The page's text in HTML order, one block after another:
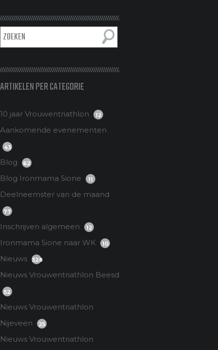
ARTIKELEN PER CATEGORIE
10 jaar Vrouwentriathlon 12
Aankomende evenementen
43
Blog 62
Blog Ironmama Sione 11
Deelneemster van de maand
77
Inschrijven algemeen 12
Ironmama Sione naar WK 10
Nieuws 328
Nieuws Vrouwentriathlon Beesd
52
Nieuws Vrouwentriathlon
Nijeveen
25
Nieuws Vrouwentriathlon